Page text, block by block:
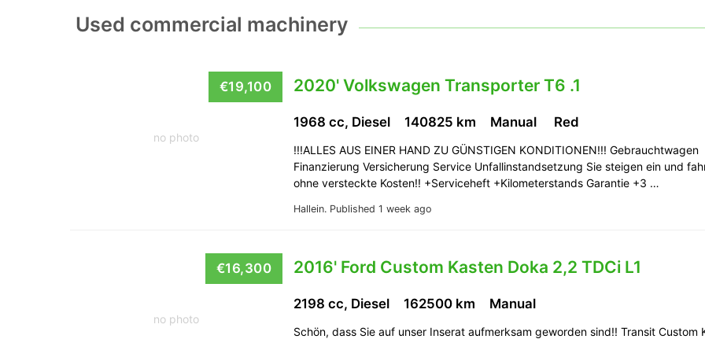
Used commercial machinery
no photo
€19,100 2020' Volkswagen Transporter T6 .1
Hallein. Published 1 week ago
1968 cc, Diesel 140825 km Manual Red
!!!ALLES AUS EINER HAND ZU GÜNSTIGEN KONDITIONEN!!! Gebrauchtwagen
Finanzierung Versicherung Service Unfallinstandsetzung Sie steigen ein und
ohne versteckte Kosten!! +Serviceheft +Kilometerstands Garantie +3 …
no photo
€16,300 2016' Ford Custom Kasten Doka 2,2 TDCi L1
2198 cc, Diesel 162500 km Manual
Schön, dass Sie auf unser Inserat aufmerksam geworden sind!! Transit Custom